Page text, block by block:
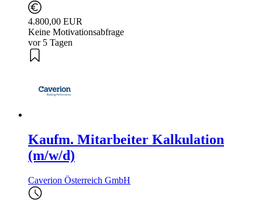
4.800,00 EUR
Keine Motivationsabfrage
vor 5 Tagen
Kaufm. Mitarbeiter Kalkulation
(m/w/d)
Caverion Österreich GmbH